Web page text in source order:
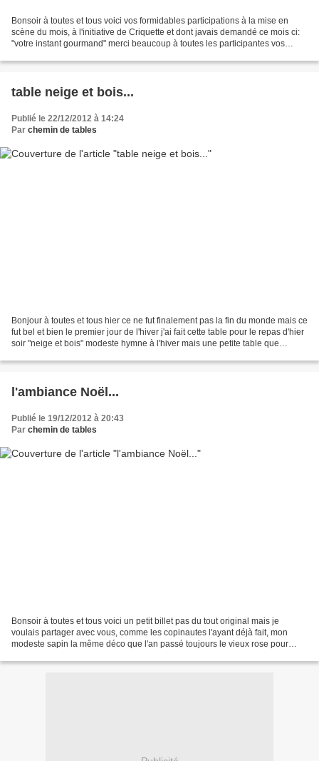
Bonsoir à toutes et tous voici vos formidables participations à la mise en
scène du mois, à l'initiative de Criquette et dont javais demandé ce mois ci:
"votre instant gourmand" merci beaucoup à toutes les participantes vos
table neige et bois...
Publié le 22/12/2012 à 14:24
Par chemin de tables
Bonjour à toutes et tous hier ce ne fut finalement pas la fin du monde mais ce
fut bel et bien le premier jour de l'hiver j'ai fait cette table pour le repas d'hier
soir "neige et bois" modeste hymne à l'hiver mais une petite table que
l'ambiance Noël...
Publié le 19/12/2012 à 20:43
Par chemin de tables
Bonsoir à toutes et tous voici un petit billet pas du tout original mais je
voulais partager avec vous, comme les copinautes l'ayant déjà fait, mon
modeste sapin la même déco que l'an passé toujours le vieux rose pour